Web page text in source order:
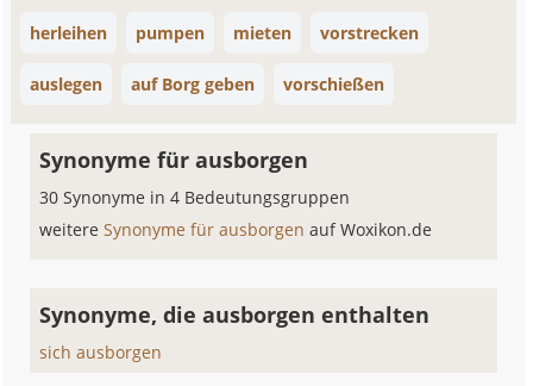
herleihen pumpen mieten vorstrecken
auslegen auf Borg geben vorschießen
Synonyme für ausborgen
30 Synonyme in 4 Bedeutungsgruppen
weitereSynonyme für ausborgenauf Woxikon.de
Synonyme, die ausborgen enthalten
sich ausborgen